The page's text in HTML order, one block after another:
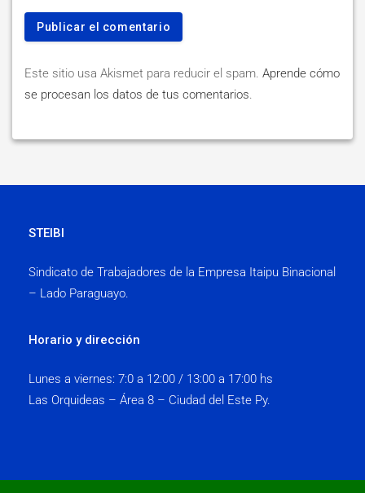
Este sitio usa Akismet para reducir el spam. Aprende cómo
se procesan los datos de tus comentarios.
STEIBI
Sindicato de Trabajadores de la Empresa Itaipu Binacional
– Lado Paraguayo.
Horario y dirección
Lunes a viernes: 7:0 a 12:00 / 13:00 a 17:00 hs
Las Orquideas – Área 8 – Ciudad del Este Py.